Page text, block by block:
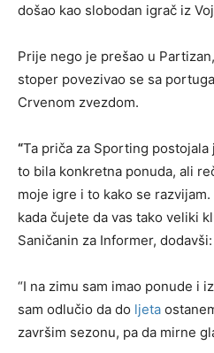
došao kao slobodan igrač iz
Prije nego je prešao u
stoper povezivao se sa
Crvenom zvezdom.
“Ta priča za Sporting
to bila konkretna ponuda, ali
moje igre i to kako se
kada čujete da vas tako veliki
Saničanin za Informer, dodavši:
“I na zimu sam imao ponude i
sam odlučio da do ljeta
završim sezonu, pa da mirne